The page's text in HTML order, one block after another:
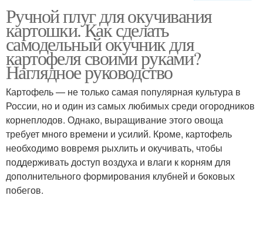
Окучник из велосипеда
Ручной плуг для окучивания
картошки. Как сделать
самодельный окучник для
картофеля своими руками?
Наглядное руководство
Картофель — не только самая популярная культура в
России, но и один из самых любимых среди огородников
корнеплодов. Однако, выращивание этого овоща
требует много времени и усилий. Кроме, картофель
необходимо вовремя рыхлить и окучивать, чтобы
поддерживать доступ воздуха и влаги к корням для
дополнительного формирования клубней и боковых
побегов.